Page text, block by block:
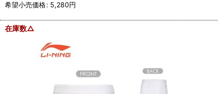
希望小売価格: 5,280円
在庫数△